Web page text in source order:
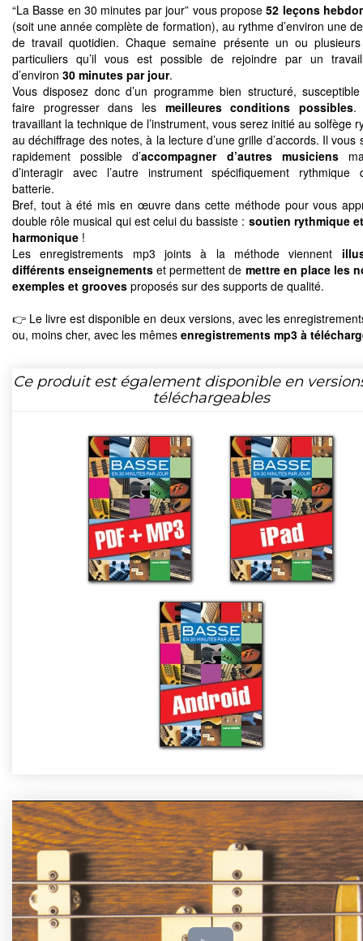
“La Basse en 30 minutes par jour” vous propose52 leçons
(soit une année complète de formation), au rythme d’environ une
de travail quotidien. Chaque semaine présente un ou
particuliers qu’il vous est possible de rejoindre par un
d’environ 30 minutes par jour.
Vous disposez donc d’un programme bien structuré,
faire progresser dans les meilleures conditions possibles.
travaillant la technique de l’instrument, vous serez initié au solfège
au déchiffrage des notes, à la lecture d’une grille d’accords. Il vous
rapidement possible d’accompagner d’autres musiciens
d’interagir avec l’autre instrument spécifiquement rythmique
batterie.
Bref, tout à été mis en œuvre dans cette méthode pour vous
double rôle musical qui est celui du bassiste : soutien rythmique
harmonique !
Les enregistrements mp3 joints à la méthode viennent
différents enseignements et permettent de mettre en place les
exemples et grooves proposés sur des supports de qualité.
👉 Le livre est disponible en deux versions, avec les
ou, moins cher, avec les mêmes enregistrements mp3 à
Ce produit est également disponible en
téléchargeables